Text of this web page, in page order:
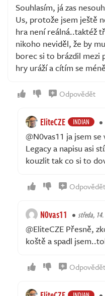
Souhlasím, já zas
Us, protože jsem ještě
hra není reálná..taktéž
nikoho neviděl, že by
borec si to brázdil mezi
hry uráží a cítím se
Odpovědět
EliteCZE INDIAN
@N0vas11 ja jsem
Legacy a napisu asi
kouzlit tak co si to
Odpovědět
N0vas11 středa,
@EliteCZE Přesně,
koště a spadl
Odpovědět